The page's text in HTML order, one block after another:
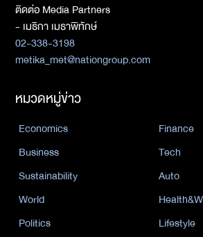
ติดต่อ Media Partners
- เมธิกา เมธาพิทักษ์
02-338-3198
metika_met@nationgroup.com
หมวดหมู่ข่าว
Economics
Finance
Business
Tech
Sustainability
Auto
World
Politics
Lifestyle